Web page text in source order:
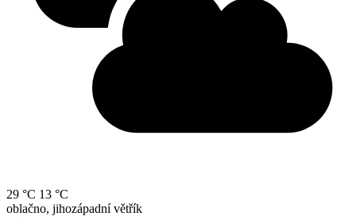
29 °C 13 °C
oblačno, jihozápadní větřík